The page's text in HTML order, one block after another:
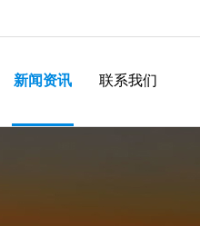
新闻资讯 联系我们